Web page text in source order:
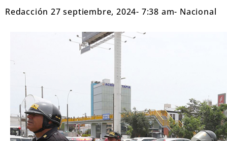
Redacción 27 septiembre, 2024- 7:38 am- Nacional